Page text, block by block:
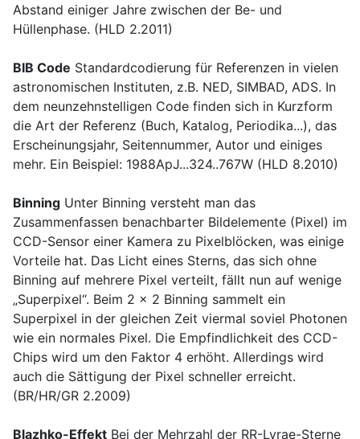
Abstand einiger Jahre zwischen der Be- und
Hüllenphase. (HLD 2.2011)
BIB Code Standardcodierung für Referenzen in vielen
astronomischen Instituten, z.B. NED, SIMBAD, ADS. In
dem neunzehnstelligen Code finden sich in Kurzform
die Art der Referenz (Buch, Katalog, Periodika...), das
Erscheinungsjahr, Seitennummer, Autor und einiges
mehr. Ein Beispiel: 1988ApJ...324..767W (HLD 8.2010)
Binning Unter Binning versteht man das
Zusammenfassen benachbarter Bildelemente (Pixel) im
CCD-Sensor einer Kamera zu Pixelblöcken, was einige
Vorteile hat. Das Licht eines Sterns, das sich ohne
Binning auf mehrere Pixel verteilt, fällt nun auf wenige
„Superpixel“. Beim 2 x 2 Binning sammelt ein
Superpixel in der gleichen Zeit viermal soviel Photonen
wie ein normales Pixel. Die Empfindlichkeit des CCD-
Chips wird um den Faktor 4 erhöht. Allerdings wird
auch die Sättigung der Pixel schneller erreicht.
(BR/HR/GR 2.2009)
Blazhko-Effekt Bei der Mehrzahl der RR-Lyrae-Sterne